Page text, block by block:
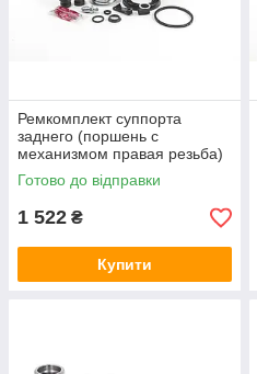
Ремкомплект суппорта
заднего (поршень с
механизмом правая резьба)
FORD TRANSIT 2014-
FRENKIT
Готово до відправки
1 522 ₴
Купити